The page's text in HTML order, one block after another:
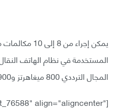
يمكن إجراء من
المجال الترددي 800 ميغاهرتز و1900 ميغاهرتز.
align="aligncenter"